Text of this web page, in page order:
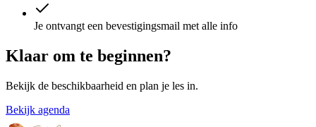
Je ontvangt een bevestigingsmail met alle info
Klaar om te beginnen?
Bekijk de beschikbaarheid en plan je les in.
Bekijk agenda